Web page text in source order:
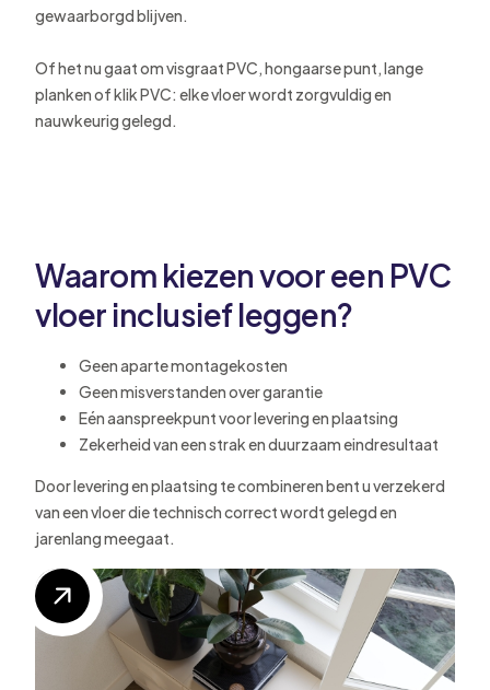
gewaarborgd blijven.
Of het nu gaat om visgraat PVC, hongaarse punt, lange
planken of klik PVC: elke vloer wordt zorgvuldig en
nauwkeurig gelegd.
Waarom kiezen voor een PVC
vloer inclusief leggen?
Geen aparte montagekosten
Geen misverstanden over garantie
Eén aanspreekpunt voor levering en plaatsing
Zekerheid van een strak en duurzaam eindresultaat
Door levering en plaatsing te combineren bent u verzekerd
van een vloer die technisch correct wordt gelegd en
jarenlang meegaat.